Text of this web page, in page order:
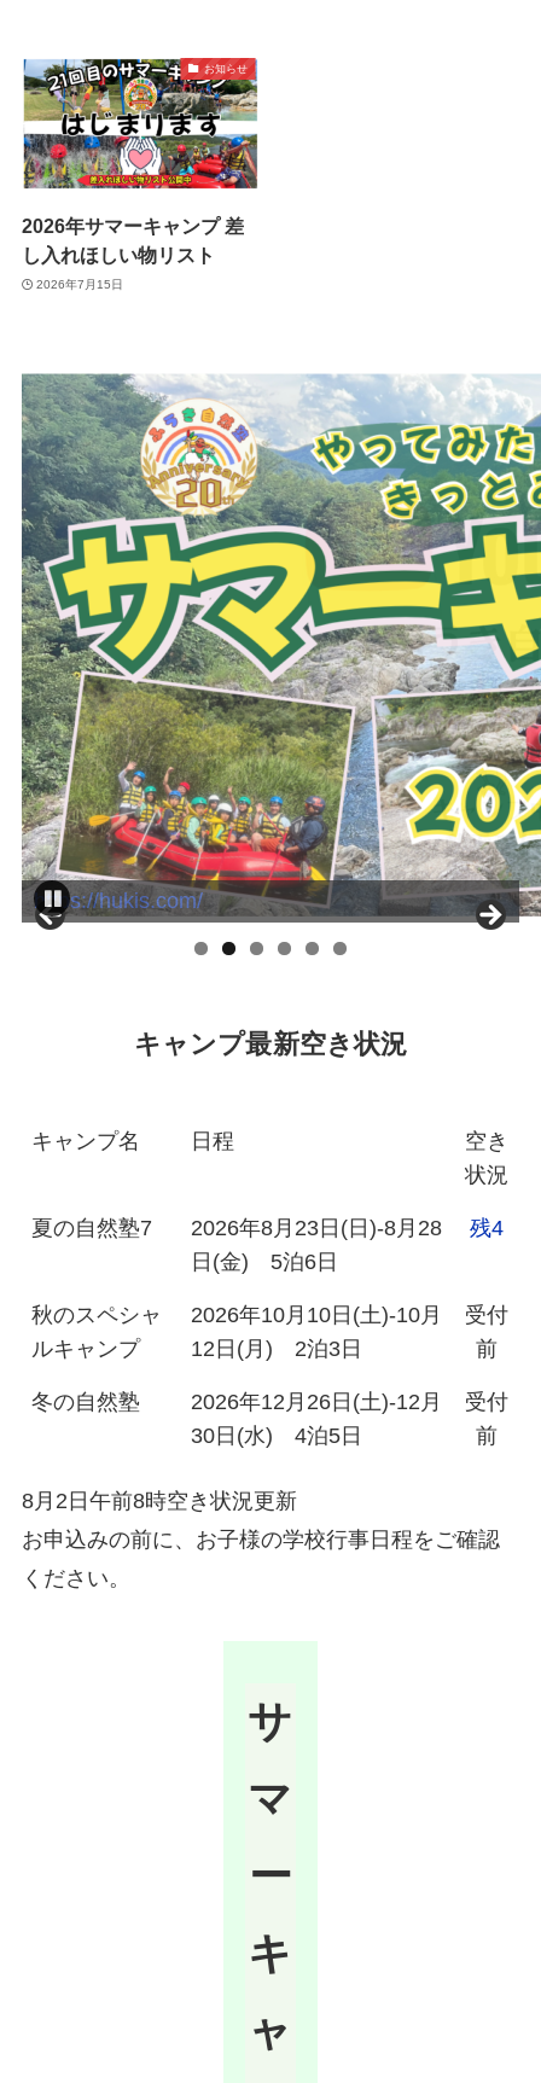
お知らせ
2026年サマーキャンプ 差
し入れほしい物リスト
2026年7月15日
https://hukis.com/
キャンプ最新空き状況
キャンプ名 日程
空き
状況
夏の自然塾7
2026年8月23日(日)-8月28
日(金) 5泊6日
残4
秋のスペシャ
ルキャンプ
2026年10月10日(土)-10月
12日(月) 2泊3日
受付
前
冬の自然塾
2026年12月26日(土)-12月
30日(水) 4泊5日
受付
前
8月2日午前8時空き状況更新
お申込みの前に、お子様の学校行事日程をご確認
ください。
サ
マ
ー
キ
ャ